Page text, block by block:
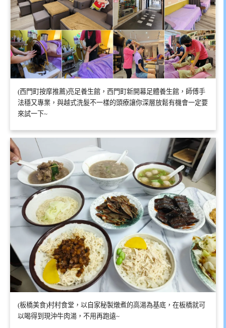
(西門町按摩推薦)亮足養生館，西門町新開幕足體養生館，師傅手
法穩又專業，與越式洗髮不一樣的頭療讓你深層放鬆有機會一定要
來試一下~
(板橋美食)村村食堂，以自家秘製燉煮的高湯為基底，在板橋就可
以喝得到現沖牛肉湯，不用再跑遠~